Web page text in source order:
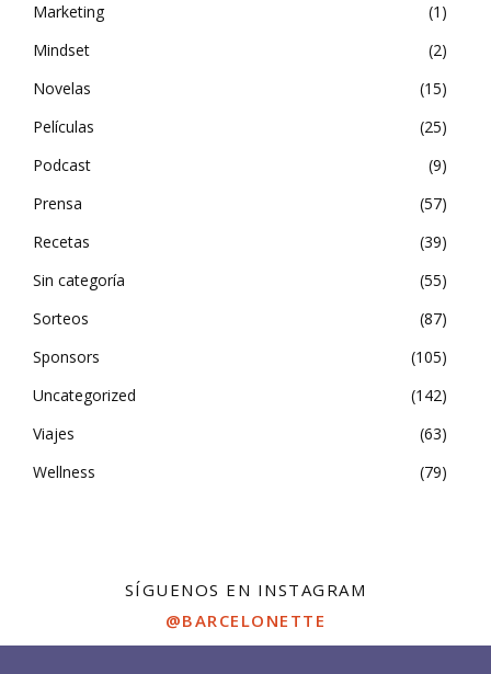
Marketing
1
Mindset
2
Novelas
15
Películas
25
Podcast
9
Prensa
57
Recetas
39
Sin categoría
55
Sorteos
87
Sponsors
105
Uncategorized
142
Viajes
63
Wellness
79
SÍGUENOS EN INSTAGRAM
@BARCELONETTE